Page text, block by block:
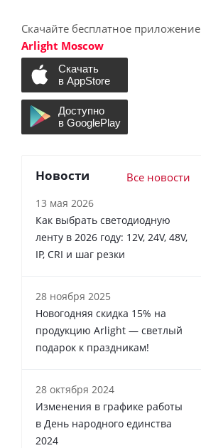
Скачайте бесплатное приложение
Arlight Moscow
Новости Все новости
13 мая 2026
Как выбрать светодиодную
ленту в 2026 году: 12V, 24V, 48V,
IP, CRI и шаг резки
28 ноября 2025
Новогодняя скидка 15% на
продукцию Arlight — светлый
подарок к праздникам!
28 октября 2024
Изменения в графике работы
в День народного единства
2024